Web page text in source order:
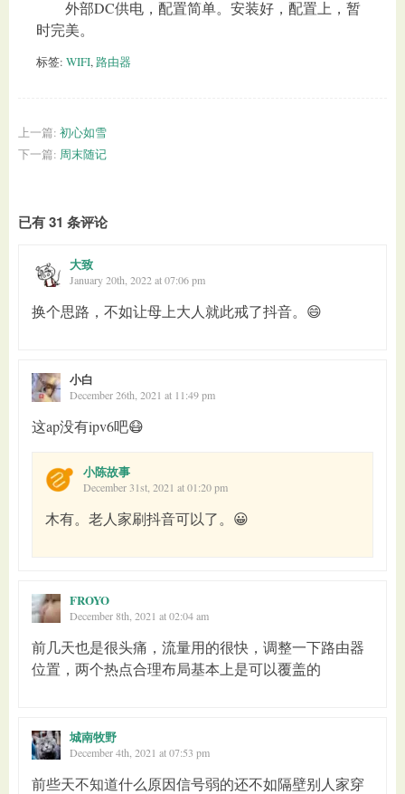
外部DC供电，配置简单。安装好，配置上，暂
时完美。
标签: WIFI, 路由器
上一篇: 初心如雪
下一篇: 周末随记
已有 31 条评论
大致
January 20th, 2022 at 07:06 pm
换个思路，不如让母上大人就此戒了抖音。😄
小白
December 26th, 2021 at 11:49 pm
这ap没有ipv6吧😷
小陈故事
December 31st, 2021 at 01:20 pm
木有。老人家刷抖音可以了。😀
FROYO
December 8th, 2021 at 02:04 am
前几天也是很头痛，流量用的很快，调整一下路由器
位置，两个热点合理布局基本上是可以覆盖的
城南牧野
December 4th, 2021 at 07:53 pm
前些天不知道什么原因信号弱的还不如隔壁别人家穿